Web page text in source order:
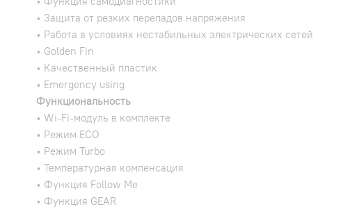
• Защита от резких перепадов напряжения
• Работа в условиях нестабильных электрических сетей
• Golden Fin
• Качественный пластик
• Emergency using
Функциональность
• Wi-Fi-модуль в комплекте
• Режим ECO
• Режим Turbo
• Температурная компенсация
• Функция Follow Me
• Функция GEAR